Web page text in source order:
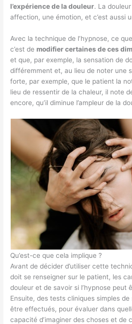
l’expérience de la douleur. La
affection, une émotion, et c’est aussi
Avec la technique de l’hypnose, ce
c’est de modifier certaines de ces
et que, par exemple, la sensation de
différemment et, au lieu de noter une
forte, par exemple, que le patient la
lieu de ressentir de la chaleur, il note
encore, qu’il diminue l’ampleur de la
Qu’est-ce que cela implique ?
Avant de décider d’utiliser cette
doit se renseigner sur le patient, les
douleur et de savoir si l’hypnose peut
Ensuite, des tests cliniques simples
être effectués, pour évaluer dans
capacité d’imaginer des choses et de